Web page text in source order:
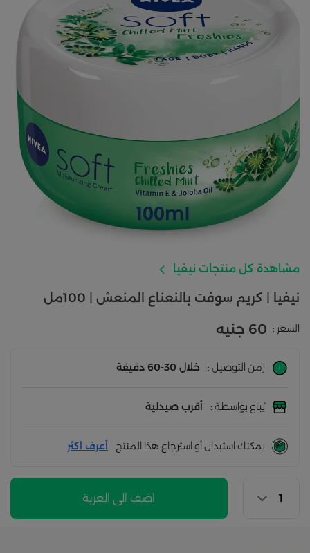
مشاهدة كل منتجات نيفيا
نيفيا | كريم سوفت بالنعناع المنعش | 100مل
السعر : 60 جنيه
زمن التوصيل : خلال 30-60 دقيقة
يُباع بواسطة : أقرب صيدلية
يمكنك استبدال أو استرجاع هذا المنتج أعرف اكثر
اضف الى العربة